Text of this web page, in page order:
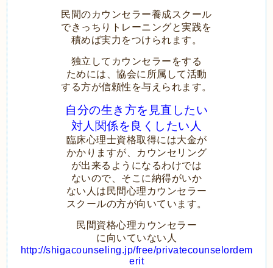
民間のカウンセラー養成スクール
できっちりトレーニングと実践を
積めば実力をつけられます。
独立してカウンセラーをする
ためには、 協会に所属して活動
する方が信頼性を与えられます。
自分の生き方を見直したい
対人関係を良くしたい人
臨床心理士資格取得には大金が
かかりますが、
カウンセリング
が出来るようになるわけでは
ないので、 そこに納得がいか
ない人は民間心理カウンセラー
スクールの方が向いています。
民間資格心理カウンセラー
に向いていない人
http://shigacounseling.jp/free/privatecounselordem
erit